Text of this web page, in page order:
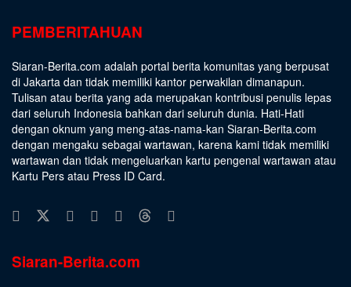
PEMBERITAHUAN
Siaran-Berita.com adalah portal berita komunitas yang berpusat
di Jakarta dan tidak memiliki kantor perwakilan dimanapun.
Tulisan atau berita yang ada merupakan kontribusi penulis lepas
dari seluruh Indonesia bahkan dari seluruh dunia. Hati-Hati
dengan oknum yang meng-atas-nama-kan Siaran-Berita.com
dengan mengaku sebagai wartawan, karena kami tidak memiliki
wartawan dan tidak mengeluarkan kartu pengenal wartawan atau
Kartu Pers atau Press ID Card.
Siaran-Berita.com